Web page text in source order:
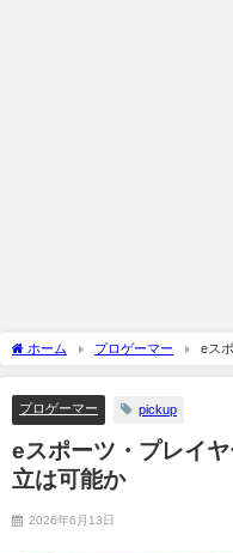
ホーム プロゲーマー
eス
プロゲーマー pickup
eスポーツ・プレイ
立は可能か
2026年6月13日